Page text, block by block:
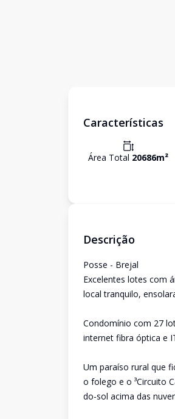
Características
Área Total 20686m²
Descrição
Posse - Brejal
Excelentes lotes com
local tranquilo,
Condomínio com 27
internet fibra óptica e
Um paraíso rural que
o folego e o ³Circuito
do-sol acima das